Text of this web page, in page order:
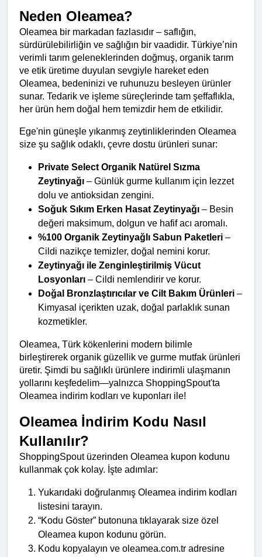
Neden Oleamea?
Oleamea bir markadan fazlasıdır – saflığın,
sürdürülebilirliğin ve sağlığın bir vaadidir. Türkiye’nin
verimli tarım geleneklerinden doğmuş, organik tarım
ve etik üretime duyulan sevgiyle hareket eden
Oleamea, bedeninizi ve ruhunuzu besleyen ürünler
sunar. Tedarik ve işleme süreçlerinde tam şeffaflıkla,
her ürün hem doğal hem temizdir hem de etkilidir.
Ege'nin güneşle yıkanmış zeytinliklerinden Oleamea
size şu sağlık odaklı, çevre dostu ürünleri sunar:
Private Select Organik Natürel Sızma
Zeytinyağı – Günlük gurme kullanım için lezzet
dolu ve antioksidan zengini.
Soğuk Sıkım Erken Hasat Zeytinyağı – Besin
değeri maksimum, dolgun ve hafif acı aromalı.
%100 Organik Zeytinyağlı Sabun Paketleri –
Cildi nazikçe temizler, doğal nemini korur.
Zeytinyağı ile Zenginleştirilmiş Vücut
Losyonları – Cildi nemlendirir ve korur.
Doğal Bronzlaştırıcılar ve Cilt Bakım Ürünleri –
Kimyasal içerikten uzak, doğal parlaklık sunan
kozmetikler.
Oleamea, Türk kökenlerini modern bilimle
birleştirerek organik güzellik ve gurme mutfak ürünleri
üretir. Şimdi bu sağlıklı ürünlere indirimli ulaşmanın
yollarını keşfedelim—yalnızca ShoppingSpout'ta
Oleamea indirim kodları ve kuponları ile!
Oleamea İndirim Kodu Nasıl
Kullanılır?
ShoppingSpout üzerinden Oleamea kupon kodunu
kullanmak çok kolay. İşte adımlar:
Yukarıdaki doğrulanmış Oleamea indirim kodları
listesini tarayın.
“Kodu Göster” butonuna tıklayarak size özel
Oleamea kupon kodunu görün.
Kodu kopyalayın ve oleamea.com.tr adresine